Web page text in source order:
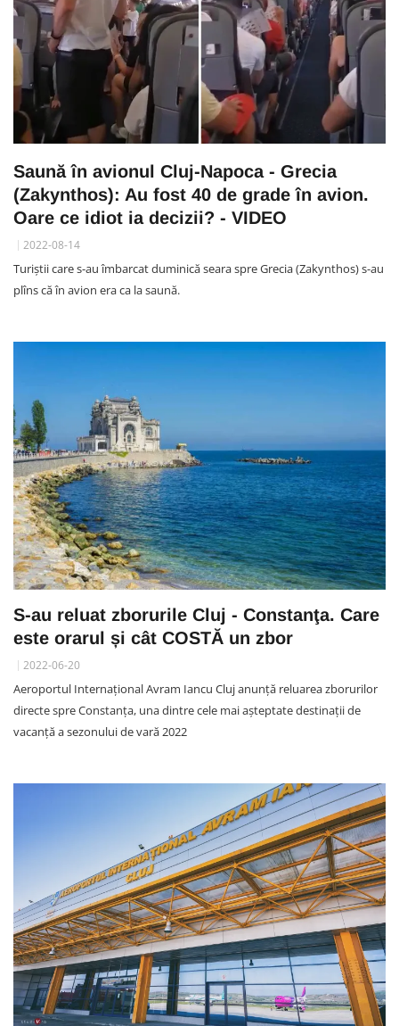
Saună în avionul Cluj-Napoca - Grecia
(Zakynthos): Au fost 40 de grade în avion.
Oare ce idiot ia decizii? - VIDEO
2022-08-14
Turiștii care s-au îmbarcat duminică seara spre Grecia (Zakynthos) s-au
plîns că în avion era ca la saună.
S-au reluat zborurile Cluj - Constanţa. Care
este orarul și cât COSTĂ un zbor
2022-06-20
Aeroportul Internațional Avram Iancu Cluj anunță reluarea zborurilor
directe spre Constanţa, una dintre cele mai aşteptate destinaţii de
vacanţă a sezonului de vară 2022